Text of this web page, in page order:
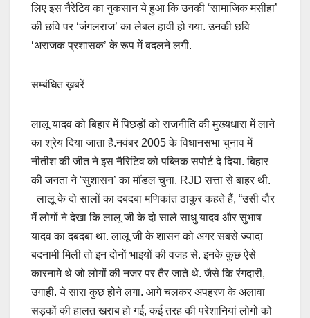
लिए इस नैरेटिव का नुकसान ये हुआ कि उनकी ‘सामाजिक मसीहा’
की छवि पर ‘जंगलराज’ का लेबल हावी हो गया. उनकी छवि
‘अराजक प्रशासक’ के रूप में बदलने लगी.
सम्बंधित ख़बरें
लालू यादव को बिहार में पिछड़ों को राजनीति की मुख्यधारा में लाने
का श्रेय दिया जाता है.नवंबर 2005 के विधानसभा चुनाव में
नीतीश की जीत ने इस नैरिटिव को पब्लिक सपोर्ट दे दिया. बिहार
की जनता ने ‘सुशासन’ का मॉडल चुना. RJD सत्ता से बाहर थी.
लालू के दो सालों का दबदबा मणिकांत ठाकुर कहते हैं, “उसी दौर
में लोगों ने देखा कि लालू जी के दो साले साधु यादव और सुभाष
यादव का दबदबा था. लालू जी के शासन को अगर सबसे ज्यादा
बदनामी मिली तो इन दोनों भाइयों की वजह से. इनके कुछ ऐसे
कारनामे थे जो लोगों की नजर पर तैर जाते थे. जैसे कि रंगदारी,
उगाही. ये सारा कुछ होने लगा. आगे चलकर अपहरण के अलावा
सड़कों की हालत खराब हो गई, कई तरह की परेशानियां लोगों को